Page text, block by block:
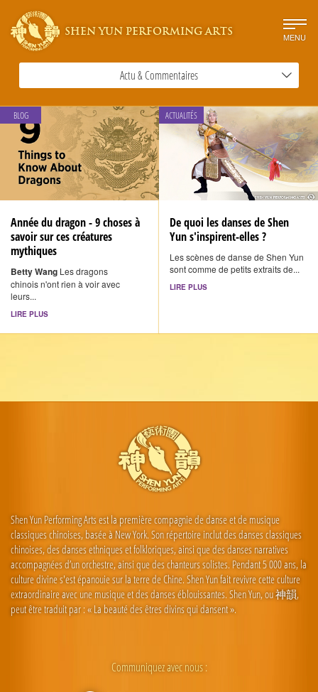
SHEN YUN PERFORMING ARTS MENU
Actu & Commentaires
BLOG
Année du dragon - 9 choses à
savoir sur ces créatures
mythiques
Betty Wang Les dragons
chinois n'ont rien à voir avec
leurs...
LIRE PLUS
ACTUALITÉS
De quoi les danses de Shen
Yun s'inspirent-elles ?
Les scènes de danse de Shen Yun
sont comme de petits extraits de...
LIRE PLUS
Shen Yun Performing Arts est la première compagnie de danse et de musique
classiques chinoises, basée à New York. Son répertoire inclut des danses classiques
chinoises, des danses ethniques et folkloriques, ainsi que des danses narratives
accompagnées d’un orchestre, ainsi que des chanteurs solistes. Pendant 5 000 ans, la
culture divine s'est épanouie sur la terre de Chine. Shen Yun fait revivre cette culture
extraordinaire avec une musique et des danses éblouissantes. Shen Yun, ou 神韻,
peut être traduit par : « La beauté des êtres divins qui dansent ».
Communiquez avec nous :